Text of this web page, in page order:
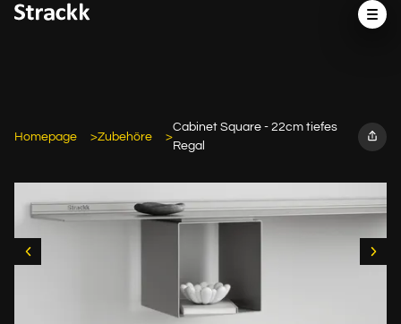
Homepage Zubehöre
Cabinet Square - 22cm tiefes
Regal